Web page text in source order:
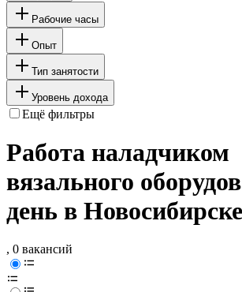
Рабочие часы
Опыт
Тип занятости
Уровень дохода
Ещё фильтры
Работа наладчиком
вязального
день в Новосибирске
, 0 вакансий